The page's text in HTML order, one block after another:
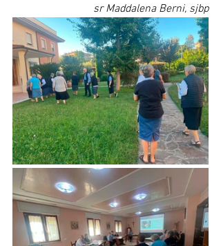
sr Maddalena Berni, sjbp